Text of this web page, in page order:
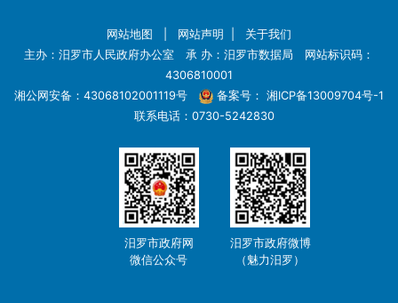
网站地图 网站声明
关于我们
主办：汨罗市人民政府办公室 承 办：汨罗市数据局 网站标识码：
4306810001
湘公网安备：43068102001119号
备案号： 湘ICP备13009704号-1
联系电话：0730-5242830
汨罗市政府网
微信公众号
汨罗市政府微博
（魅力汨罗）